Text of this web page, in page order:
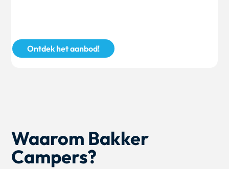
Ontdek het aanbod!
Waarom Bakker
Campers?